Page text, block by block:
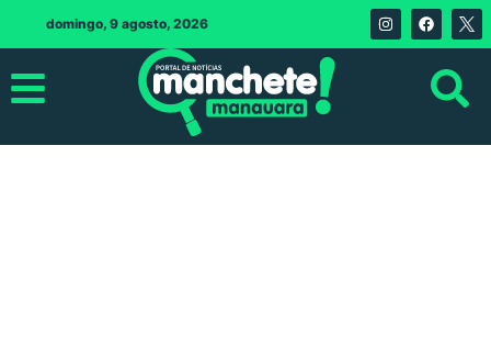
domingo, 9 agosto, 2026